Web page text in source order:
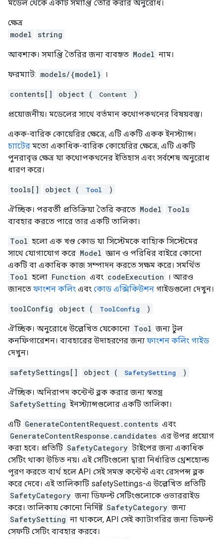
মডেল থেকে একটি সমাপ্তি তৈরি করার অনুরোধ।
ক্ষেত্র
model
string
আবশ্যক। সমাপ্তি তৈরির জন্য ব্যবহৃত Model নাম।
ফরম্যাট: models/{model} ।
contents[] object ( Content )
প্রয়োজনীয়। মডেলের সাথে বর্তমান কথোপকথনের বিষয়বস্তু।
একক-বারিক কোয়েরির ক্ষেত্রে, এটি একটি একক ইনস্ট্যান্স।
চ্যাটের মতো একাধিক-বারিক কোয়েরির ক্ষেত্রে, এটি একটি
পুনরাবৃত্ত ক্ষেত্র যা কথোপকথনের ইতিহাস এবং সর্বশেষ অনুরোধ
ধারণ করে।
tools[] object ( Tool )
ঐচ্ছিক। পরবর্তী প্রতিক্রিয়া তৈরি করতে Model
Tools
ব্যবহার করতে পারে তার একটি তালিকা।
Tool হলো এক খণ্ড কোড যা সিস্টেমকে বাহ্যিক সিস্টেমের
সাথে যোগাযোগ করে Model জ্ঞান ও পরিধির বাইরে কোনো
একটি বা একাধিক কাজ সম্পাদন করতে সক্ষম করে। সমর্থিত
Tool হলো Function এবং codeExecution
। আরও
জানতে ফাংশন কলিং এবং কোড এক্সিকিউশন গাইডগুলো দেখুন।
toolConfig object ( ToolConfig )
ঐচ্ছিক। অনুরোধে উল্লেখিত যেকোনো Tool জন্য টুল
কনফিগারেশন। ব্যবহারের উদাহরণের জন্য ফাংশন কলিং গাইড
দেখুন।
safetySettings[] object ( SafetySetting )
ঐচ্ছিক। অনিরাপদ কন্টেন্ট ব্লক করার জন্য স্বতন্ত্র
SafetySetting ইনস্ট্যান্সগুলোর একটি তালিকা।
এটি GenerateContentRequest.contents এবং
GenerateContentResponse.candidates এর উপর প্রয়োগ
করা হবে। প্রতিটি SafetyCategory টাইপের জন্য একাধিক
সেটিং থাকা উচিত নয়। এই সেটিংগুলো দ্বারা নির্ধারিত থ্রেশহোল্ড
পূরণ করতে ব্যর্থ হলে API সেই সমস্ত কন্টেন্ট এবং রেসপন্স ব্লক
করে দেবে। এই তালিকাটি safetySettings-এ উল্লেখিত প্রতিটি
SafetyCategory জন্য ডিফল্ট সেটিংগুলোকে ওভাররাইড
করে। তালিকায় কোনো নির্দিষ্ট SafetyCategory জন্য
SafetySetting না থাকলে, API সেই ক্যাটাগরির জন্য ডিফল্ট
সেফটি সেটিং ব্যবহার করবে।